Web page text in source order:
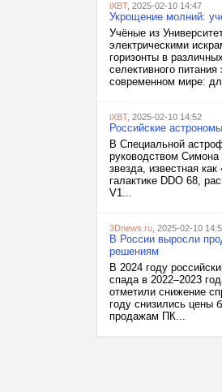
iXBT, 2025-02-10 14:47
Укрощение молний:
Учёные из
электрическими
горизонты в
селективного
современном мире:
iXBT, 2025-02-10 14:52
Российские
В Специальной
руководством Симона
звезда, известная
галактике DDO 68,
V1...
3Dnews.ru , 2025-02-10
В России выросли
решениям
В 2024 году
спада в 2022–2023
отметили снижение
году снизились цены
продажам ПК...